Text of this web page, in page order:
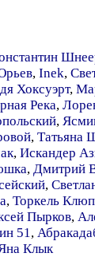
, Inek,
Хоксуэрт,
Река,
,
, Татьяна
, Искандер
, Дмитрий
,
, Торкель
Пырков,
51,
Клык